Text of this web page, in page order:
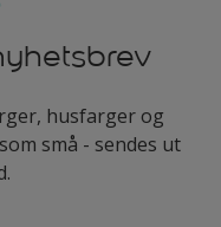
husfarger og
små - sendes ut